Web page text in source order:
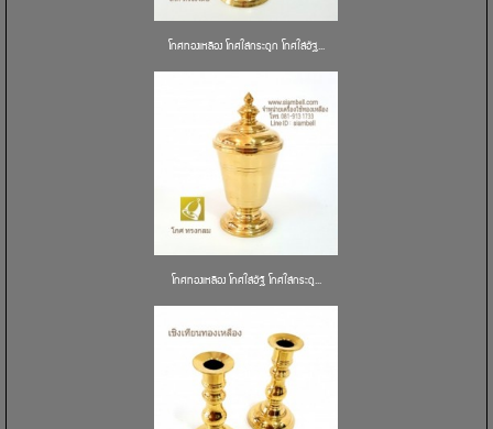
โกศทองเหลือง โกศใส่กระดูก โกศใส่อัฐ...
โกศทองเหลือง โกศใส่อัฐิ โกศใส่กระดู...